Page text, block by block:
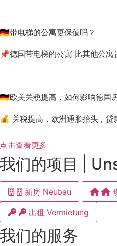
🇩🇪带电梯的公寓更保值吗？
📌德国带电梯的公寓 比其他公
🇩🇪欧美关税提高，如何影响德国
💰 关税提高，欧洲通胀抬头，贷
点击查看更多
我们的项目 |
新房 Neubau
出租 Vermietung
我们的服务